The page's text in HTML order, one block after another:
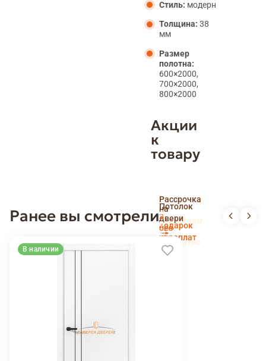
Стиль: модерн
Толщина: 38
мм
Размер
полотна:
600×2000,
700×2000,
800×2000
Акции
к
товару
пенсионерам
и
новоселам
Рассрочка
на
двери
без
переплат
Потолок
в
подарок
Доставка
и
установка
беслпатно
Ранее вы смотрели
В наличии